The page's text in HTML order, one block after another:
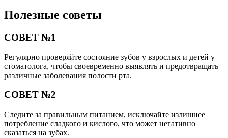
Полезные советы
СОВЕТ №1
Регулярно проверяйте состояние зубов у взрослых и детей у
стоматолога, чтобы своевременно выявлять и предотвращать
различные заболевания полости рта.
СОВЕТ №2
Следите за правильным питанием, исключайте излишнее
потребление сладкого и кислого, что может негативно
сказаться на зубах.